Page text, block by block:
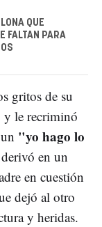
QUE
FALTAN PARA
gritos de su
y le recriminó
"yo hago lo
en un
en cuestión
dejó al otro
y heridas.